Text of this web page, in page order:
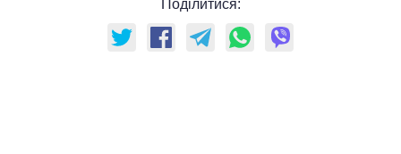
Поділитися: